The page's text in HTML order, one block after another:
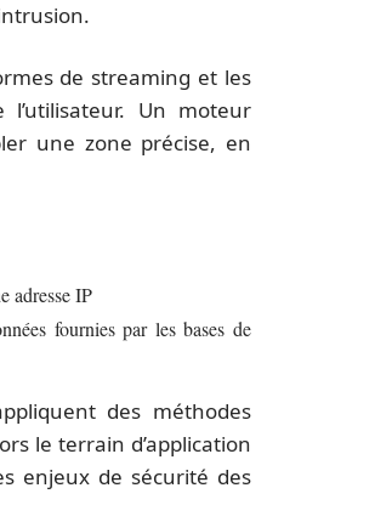
de streaming et les
Un moteur
une zone précise, en
adresse IP
fournies par les bases de
des méthodes
le terrain d’application
enjeux de sécurité des